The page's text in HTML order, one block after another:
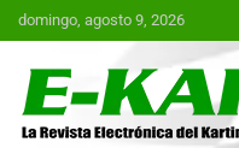
Saltar
al
domingo, agosto 9, 2026